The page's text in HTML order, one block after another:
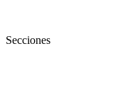
Secciones